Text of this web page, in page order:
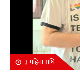
३ महिना अघि